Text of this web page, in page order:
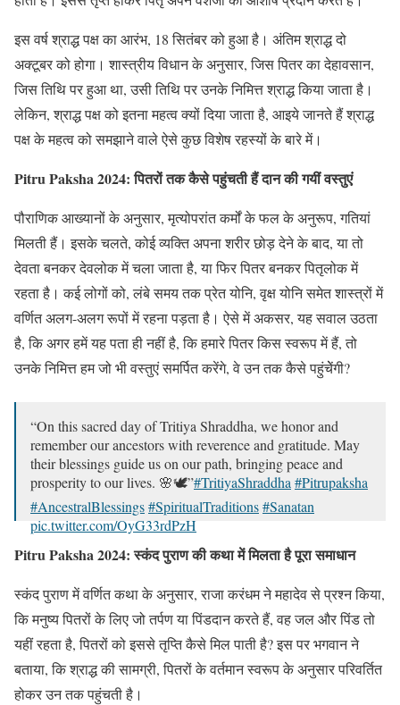
इस वर्ष श्राद्ध पक्ष का आरंभ, 18 सितंबर को हुआ है। अंतिम श्राद्ध दो
अक्टूबर को होगा। शास्त्रीय विधान के अनुसार, जिस पितर का देहावसान,
जिस तिथि पर हुआ था, उसी तिथि पर उनके निमित्त श्राद्ध किया जाता है।
लेकिन, श्राद्ध पक्ष को इतना महत्व क्यों दिया जाता है, आइये जानते हैं श्राद्ध
पक्ष के महत्व को समझाने वाले ऐसे कुछ विशेष रहस्यों के बारे में।
Pitru Paksha 2024: पितरों तक कैसे पहुंचती हैं दान की गयीं वस्तुएं
पौराणिक आख्यानों के अनुसार, मृत्योपरांत कर्मों के फल के अनुरूप, गतियां
मिलती हैं। इसके चलते, कोई व्यक्ति अपना शरीर छोड़ देने के बाद, या तो
देवता बनकर देवलोक में चला जाता है, या फिर पितर बनकर पितृलोक में
रहता है। कई लोगों को, लंबे समय तक प्रेत योनि, वृक्ष योनि समेत शास्त्रों में
वर्णित अलग-अलग रूपों में रहना पड़ता है। ऐसे में अकसर, यह सवाल उठता
है, कि अगर हमें यह पता ही नहीं है, कि हमारे पितर किस स्वरूप में हैं, तो
उनके निमित्त हम जो भी वस्तुएं समर्पित करेंगे, वे उन तक कैसे पहुंचेेंगी?
“On this sacred day of Tritiya Shraddha, we honor and
remember our ancestors with reverence and gratitude. May
their blessings guide us on our path, bringing peace and
prosperity to our lives. 🌸🕊️”#TritiyaShraddha #Pitrupaksha
#AncestralBlessings#SpiritualTraditions#Sanatan
pic.twitter.com/OyG33rdPzH
— Dhaama (@Dhaama2024)September 20, 2024
Pitru Paksha 2024: स्कंद पुराण की कथा में मिलता है पूरा समाधान
स्कंद पुराण में वर्णित कथा के अनुसार, राजा करंधम ने महादेव से प्रश्न किया,
कि मनुष्य पितरों के लिए जो तर्पण या पिंडदान करते हैं, वह जल और पिंड तो
यहीं रहता है, पितरों को इससे तृप्ति कैसे मिल पाती है? इस पर भगवान ने
बताया, कि श्राद्ध की सामग्री, पितरों के वर्तमान स्वरूप के अनुसार परिवर्तित
होकर उन तक पहुंचती है।